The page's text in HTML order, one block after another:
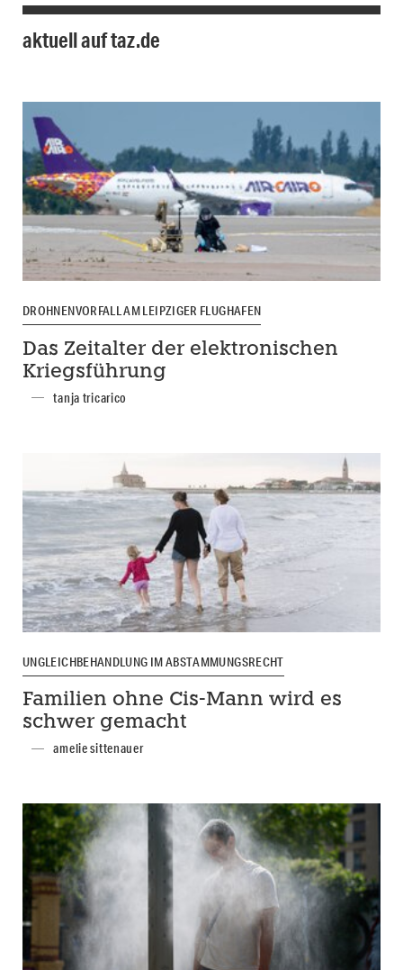
aktuell auf taz.de
DROHNENVORFALL AM LEIPZIGER FLUGHAFEN
Das Zeitalter der elektronischen
Kriegsführung
tanja tricarico
UNGLEICHBEHANDLUNG IM ABSTAMMUNGSRECHT
Familien ohne Cis-Mann wird es
schwer gemacht
amelie sittenauer